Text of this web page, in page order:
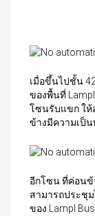
เมื่อขึ้นไปชั้น
ของพื้นที่
โซนรับแขก ให้
ข้างมีความเป็น
อีกโซน ที่ค่อนข้
สามารถประชุม
ของ Lampl